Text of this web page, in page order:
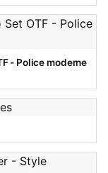
- Police moderne